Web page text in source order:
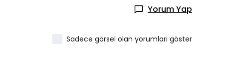
Yorum Yap
Sadece görsel olan yorumları göster